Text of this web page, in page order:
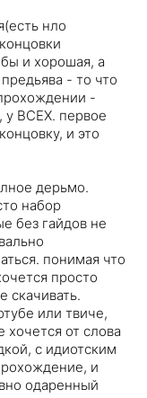
нло
и хорошая, а
- то что
-
у ВСЕХ. первое
и это
дерьмо.
набор
без гайдов не
понимая что
просто
скачивать.
или твиче,
хочется от слова
с идиотским
и
одаренный